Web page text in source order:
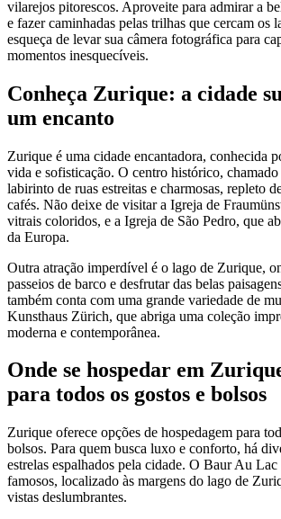
vilarejos pitorescos. Aproveite para admirar a
e fazer caminhadas pelas trilhas que cercam os
esqueça de levar sua câmera fotográfica para
momentos inesquecíveis.
Conheça Zurique: a cidade
um encanto
Zurique é uma cidade encantadora, conhecida
vida e sofisticação. O centro histórico,
labirinto de ruas estreitas e charmosas, repleto
cafés. Não deixe de visitar a Igreja de
vitrais coloridos, e a Igreja de São Pedro, que
da Europa.
Outra atração imperdível é o lago de Zurique,
passeios de barco e desfrutar das belas
também conta com uma grande variedade de
Kunsthaus Zürich, que abriga uma coleção
moderna e contemporânea.
Onde se hospedar em
para todos os gostos e bolsos
Zurique oferece opções de hospedagem para
bolsos. Para quem busca luxo e conforto, há
estrelas espalhados pela cidade. O Baur Au Lac
famosos, localizado às margens do lago de
vistas deslumbrantes.